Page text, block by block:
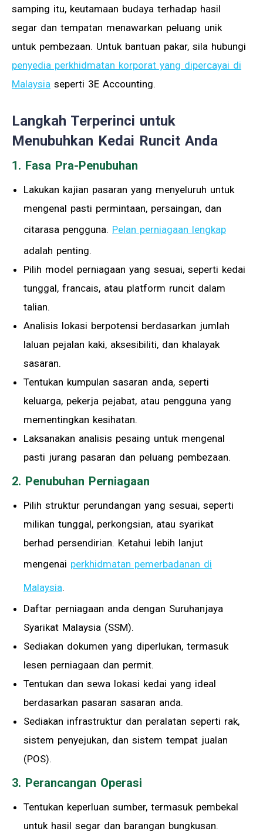
samping itu, keutamaan budaya terhadap hasil
segar dan tempatan menawarkan peluang unik
untuk pembezaan. Untuk bantuan pakar, sila hubungi
penyedia perkhidmatan korporat yang dipercayai di
Malaysia seperti 3E Accounting.
Langkah Terperinci untuk
Menubuhkan Kedai Runcit Anda
1. Fasa Pra-Penubuhan
Lakukan kajian pasaran yang menyeluruh untuk
mengenal pasti permintaan, persaingan, dan
citarasa pengguna. Pelan perniagaan lengkap
adalah penting.
Pilih model perniagaan yang sesuai, seperti kedai
tunggal, francais, atau platform runcit dalam
talian.
Analisis lokasi berpotensi berdasarkan jumlah
laluan pejalan kaki, aksesibiliti, dan khalayak
sasaran.
Tentukan kumpulan sasaran anda, seperti
keluarga, pekerja pejabat, atau pengguna yang
mementingkan kesihatan.
Laksanakan analisis pesaing untuk mengenal
pasti jurang pasaran dan peluang pembezaan.
2. Penubuhan Perniagaan
Pilih struktur perundangan yang sesuai, seperti
milikan tunggal, perkongsian, atau syarikat
berhad persendirian. Ketahui lebih lanjut
mengenai perkhidmatan pemerbadanan di
Malaysia.
Daftar perniagaan anda dengan Suruhanjaya
Syarikat Malaysia (SSM).
Sediakan dokumen yang diperlukan, termasuk
lesen perniagaan dan permit.
Tentukan dan sewa lokasi kedai yang ideal
berdasarkan pasaran sasaran anda.
Sediakan infrastruktur dan peralatan seperti rak,
sistem penyejukan, dan sistem tempat jualan
(POS).
3. Perancangan Operasi
Tentukan keperluan sumber, termasuk pembekal
untuk hasil segar dan barangan bungkusan.